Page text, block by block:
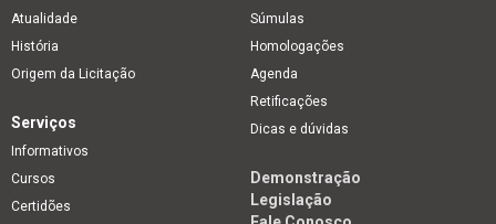
Atualidade
História
Origem da Licitação
Súmulas
Homologações
Agenda
Retificações
Dicas e dúvidas
Serviços
Informativos
Cursos
Certidões
Demonstração
Legislação